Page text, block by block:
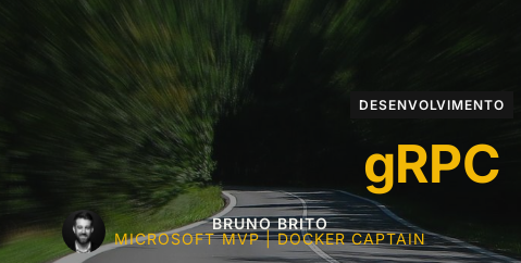
DESENVOLVIMENTO
gRPC
BRUNO BRITO
MICROSOFT MVP | DOCKER CAPTAIN